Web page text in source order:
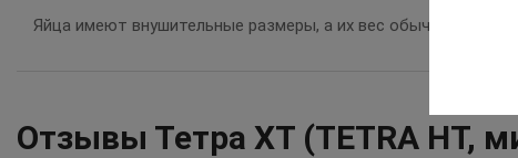
Яйца имеют внушительные размеры, а их вес обычно
Отзывы Тетра ХТ (TETRA HT,